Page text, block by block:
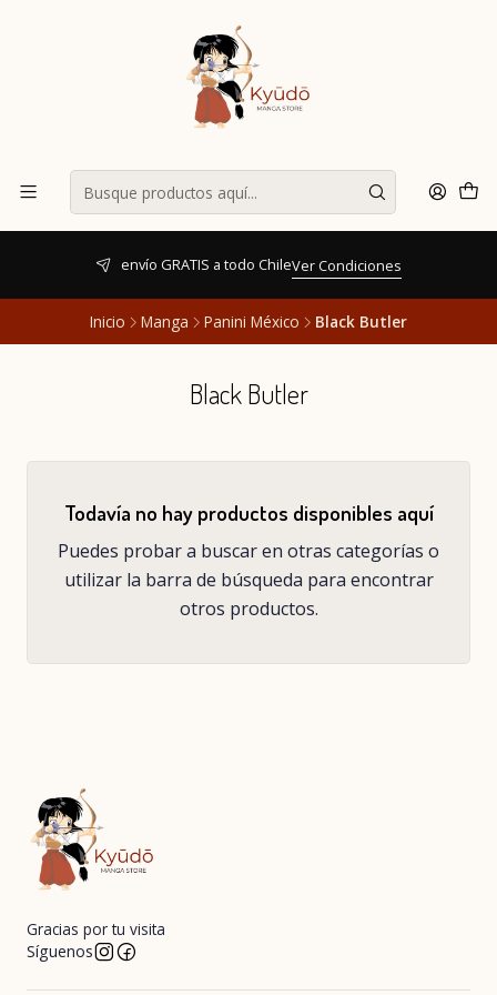
envío GRATIS a todo ChileVer Condiciones
Inicio Manga Panini México Black Butler
Black Butler
Todavía no hay productos disponibles aquí
Puedes probar a buscar en otras categorías o
utilizar la barra de búsqueda para encontrar
otros productos.
Gracias por tu visita
Síguenos